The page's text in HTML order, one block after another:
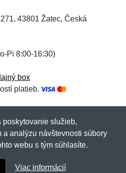
43801 Žatec, Česká
Pi 8:00-16:30)
box
platieb.
rokov s vami)Netnakup.sk
poskytovanie služieb,
a analýzu návštevnosti súbory
webu s tým súhlasíte.
Viac informácií